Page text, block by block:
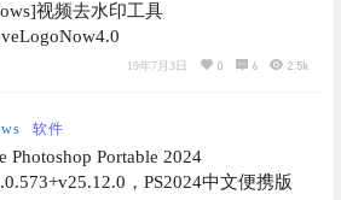
视频去水印工具
19年7月3日 0 6 2.5k
软件
Photoshop Portable 2024
，PS2024中文便携版